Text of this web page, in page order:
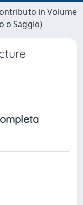
in Volume
o Saggio)